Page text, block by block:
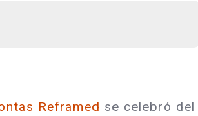
Reframed se celebró del